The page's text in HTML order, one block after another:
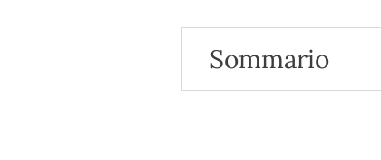
Sommario
Cos’è la stitichezza?